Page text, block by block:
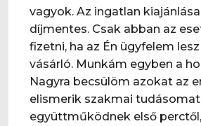
vagyok. Az ingatlan
díjmentes. Csak abban az
fizetni, ha az Én ügyfelem
vásárló. Munkám egyben a
Nagyra becsülöm azokat az
elismerik szakmai
együttműködnek első